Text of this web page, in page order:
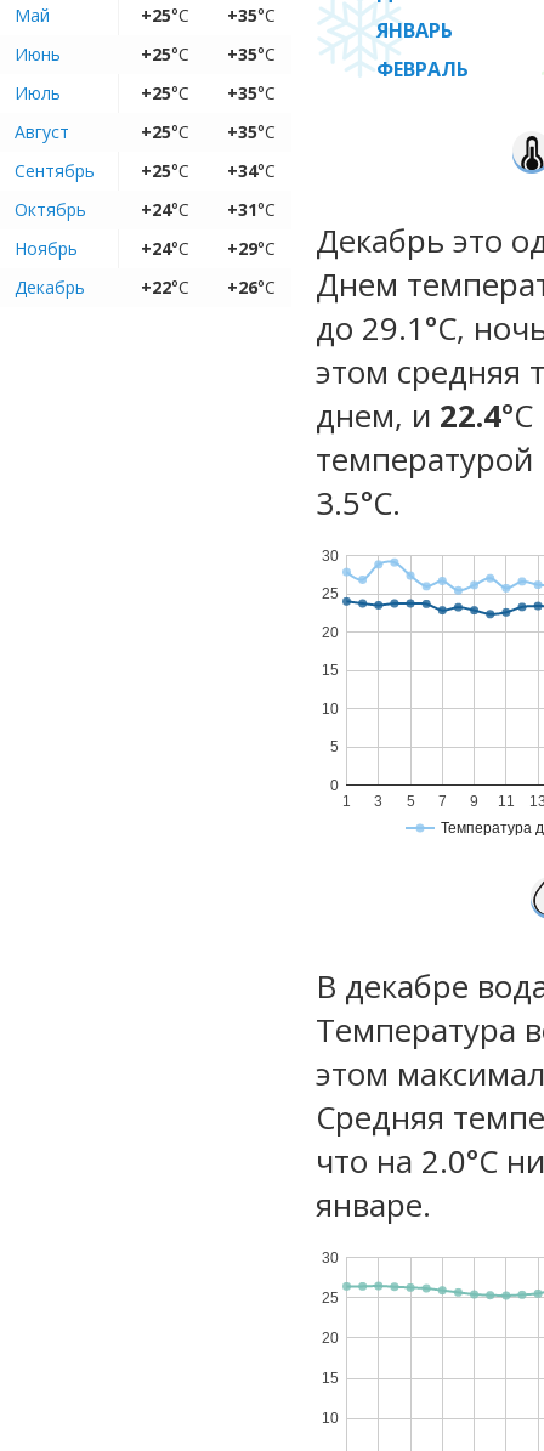
Май
+25°C +35°C
Июнь
+25°C +35°C
Июль
+25°C +35°C
Август
+25°C +35°C
Сентябрь
+25°C +34°C
Октябрь
+24°C +31°C
Ноябрь
+24°C +29°C
Декабрь
+22°C +26°C
ЯНВАРЬ
ФЕВРАЛЬ
Декабрь это
Днем
до 29.1°C,
этом средняя
днем, и 22.4
температурой
3.5°С.
Температура
1 3 5 7 9 11
0
5
10
15
20
25
30
В декабре
Температура
этом
Средняя
что на 2.0°C
январе.
10
15
20
25
30